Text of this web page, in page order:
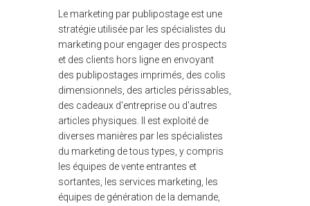
Le marketing par publipostage est une
stratégie utilisée par les spécialistes du
marketing pour engager des prospects
et des clients hors ligne en envoyant
des publipostages imprimés, des colis
dimensionnels, des articles périssables,
des cadeaux d'entreprise ou d'autres
articles physiques. Il est exploité de
diverses manières par les spécialistes
du marketing de tous types, y compris
les équipes de vente entrantes et
sortantes, les services marketing, les
équipes de génération de la demande,